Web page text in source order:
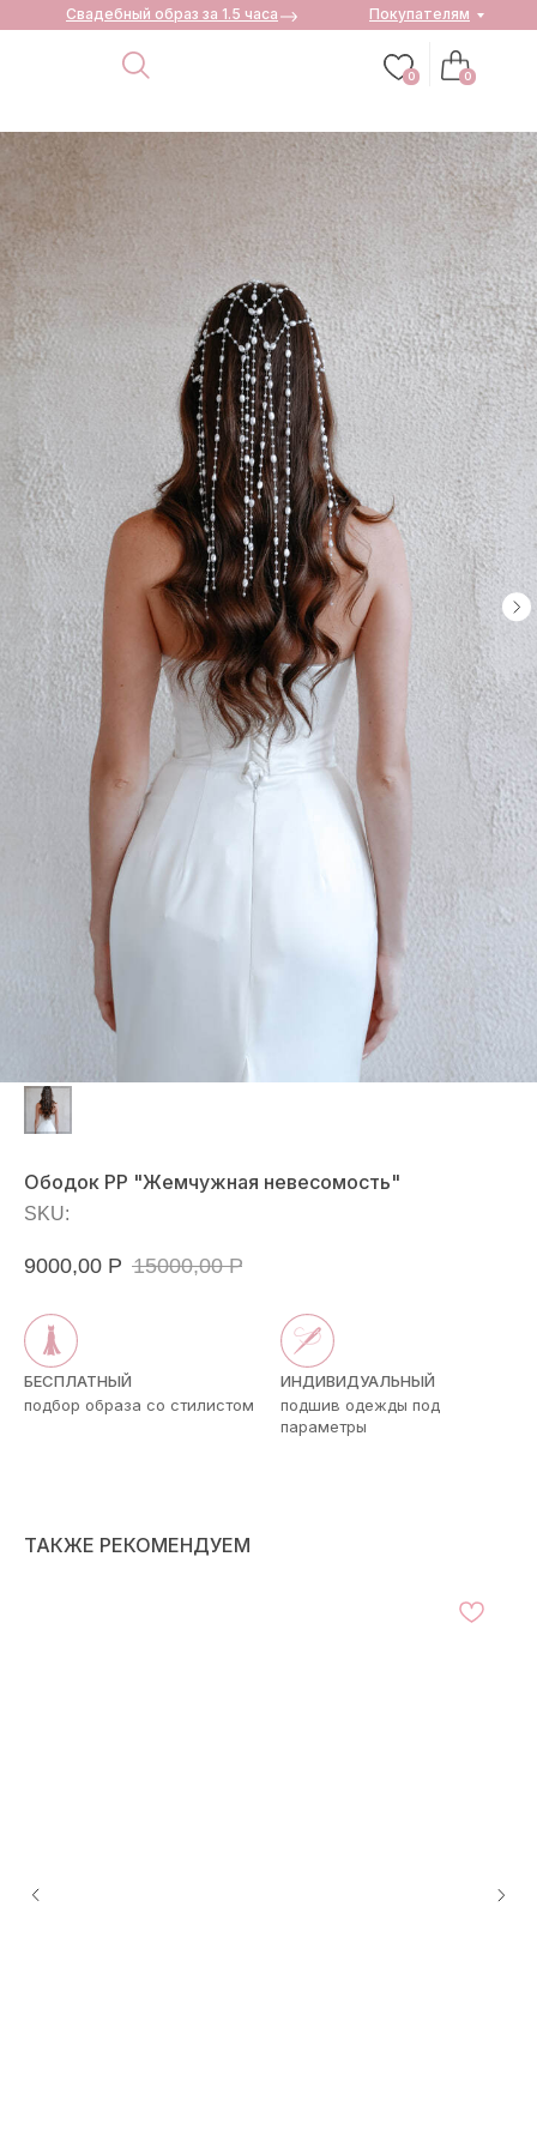
0
0
Покупателям
Свадебный образ за 1.5 часа
Ободок РР "Жемчужная невесомость"
SKU:
9000,00 Р 15000,00 Р
БЕСПЛАТНЫЙ
подбор образа со стилистом
ИНДИВИДУАЛЬНЫЙ
подшив одежды под
параметры
ТАКЖЕ РЕКОМЕНДУЕМ